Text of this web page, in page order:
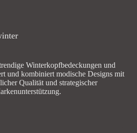
Winterkopfbedeckungen und
und kombiniert modische Designs mit
Qualität und strategischer